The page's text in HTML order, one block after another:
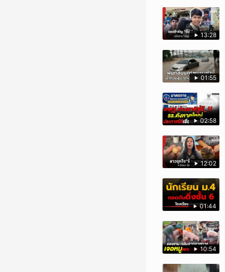
13:28
01:55
02:58
12:02
01:44
10:54